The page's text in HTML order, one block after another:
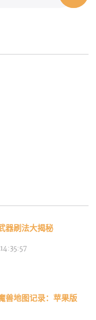
器刷法大揭秘
兽地图记录：苹果版